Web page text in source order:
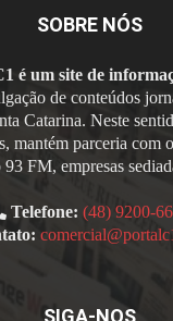
SOBRE NÓS
é um site de
de conteúdos
Catarina. Neste
mantém parceria com
FM, empresas
Telefone: (48) 9200-
SIGA-NOS